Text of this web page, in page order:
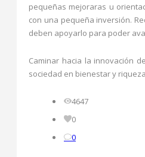
pequeñas mejoraras u
con una pequeña inversión.
deben apoyarlo para poder
Caminar hacia la innovación
sociedad en bienestar y
4647
0
0